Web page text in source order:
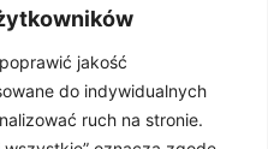
jakość
do indywidualnych
ruch na stronie.